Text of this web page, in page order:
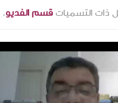
ذات التسميات قسم الفديو.